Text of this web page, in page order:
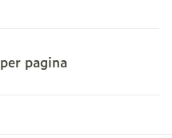
per pagina